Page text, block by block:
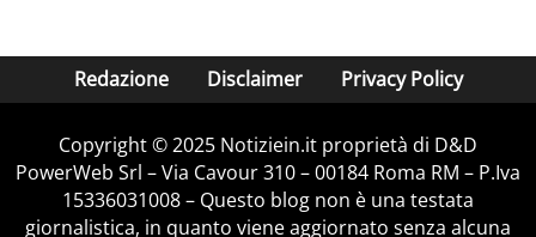
Redazione Disclaimer Privacy Policy
Copyright © 2025 Notiziein.it proprietà di D&D
PowerWeb Srl – Via Cavour 310 – 00184 Roma RM – P.Iva
15336031008 – Questo blog non è una testata
giornalistica, in quanto viene aggiornato senza alcuna